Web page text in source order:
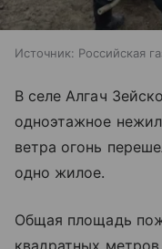
Источник: Российская
В селе Алгач
одноэтажное
ветра огонь
одно жилое.
Общая площадь